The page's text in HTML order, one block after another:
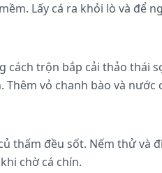
Lấy cá ra khỏi lò và để
cách trộn bắp cải thảo thái
vỏ chanh bào và nước
thấm đều sốt. Nếm thử và
chờ cá chín.